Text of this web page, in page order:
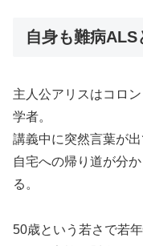
自身も難病
主人公アリスはコロ
学者。
講義中に突然言葉が
自宅への帰り道が分
る。
50歳という若さで若